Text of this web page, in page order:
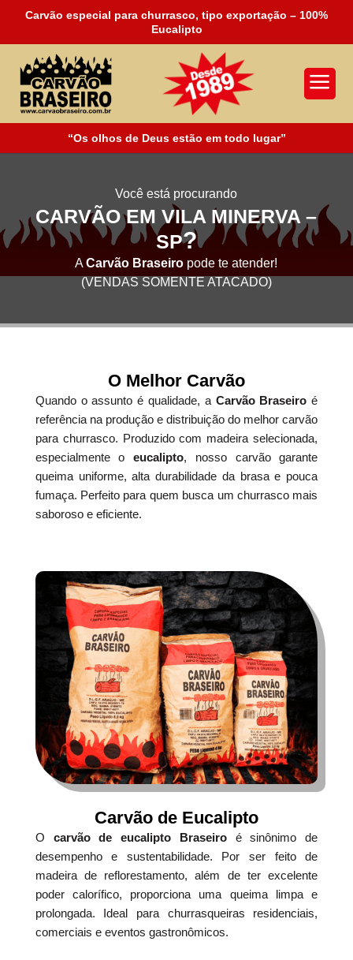
Carvão especial para churrasco, tipo exportação – 100%
Eucalipto
a
“Os olhos de Deus estão em todo lugar”
Você está procurando
CARVÃO EM VILA MINERVA –
SP?
ACarvão Braseiro pode te atender!
(VENDAS SOMENTE ATACADO)
O Melhor Carvão
Quando o assunto é qualidade, a Carvão Braseiro é
referência na produção e distribuição do melhor carvão
para churrasco. Produzido com madeira selecionada,
especialmente oeucalipto, nosso carvão garante
queima uniforme, alta durabilidade da brasa e pouca
fumaça. Perfeito para quem busca um churrasco mais
saboroso e eficiente.
Carvão de Eucalipto
O carvão de eucalipto Braseiroé sinônimo de
desempenho e sustentabilidade. Por ser feito de
madeira de reflorestamento, além de ter excelente
poder calorífico, proporciona uma queima limpa e
prolongada. Ideal para churrasqueiras residenciais,
comerciais e eventos gastronômicos.